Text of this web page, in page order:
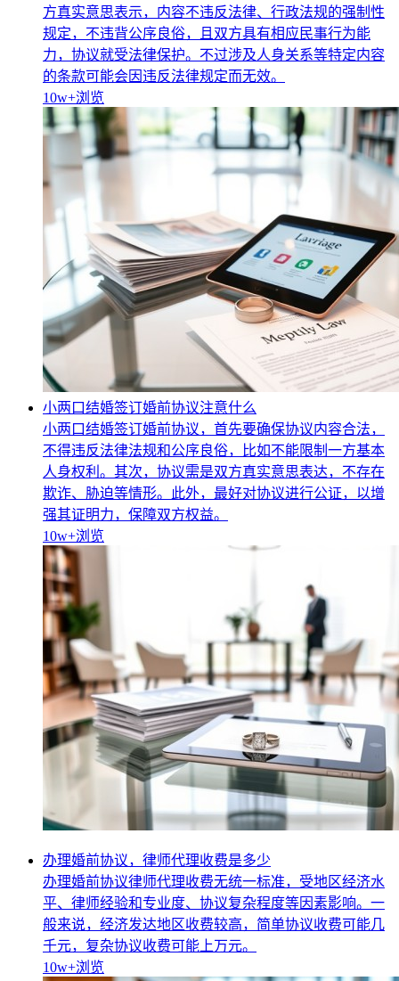
方真实意思表示，内容不违反法律、行政法规的强制性
规定，不违背公序良俗，且双方具有相应民事行为能
力，协议就受法律保护。不过涉及人身关系等特定内容
的条款可能会因违反法律规定而无效。
10w+浏览
小两口结婚签订婚前协议注意什么
小两口结婚签订婚前协议，首先要确保协议内容合法，
不得违反法律法规和公序良俗，比如不能限制一方基本
人身权利。其次，协议需是双方真实意思表达，不存在
欺诈、胁迫等情形。此外，最好对协议进行公证，以增
强其证明力，保障双方权益。
10w+浏览
办理婚前协议，律师代理收费是多少
办理婚前协议律师代理收费无统一标准，受地区经济水
平、律师经验和专业度、协议复杂程度等因素影响。一
般来说，经济发达地区收费较高，简单协议收费可能几
千元，复杂协议收费可能上万元。
10w+浏览